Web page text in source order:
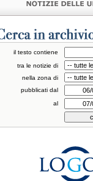
il testo contiene
tra le notizie di
nella zona di
pubblicati dal
al